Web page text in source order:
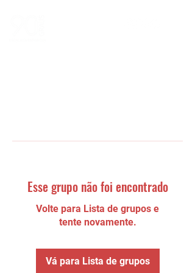
Esse grupo não foi encontrado
Volte para Lista de grupos e
tente novamente.
Vá para Lista de grupos